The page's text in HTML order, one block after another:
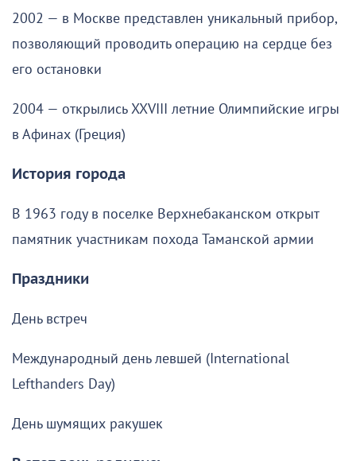
2002 — в Москве представлен уникальный прибор,
позволяющий проводить операцию на сердце без
его остановки
2004 — открылись XXVIII летние Олимпийские игры
в Афинах (Греция)
История города
В 1963 году в поселке Верхнебаканском открыт
памятник участникам похода Таманской армии
Праздники
День встреч
Международный день левшей (International
Lefthanders Day)
День шумящих ракушек